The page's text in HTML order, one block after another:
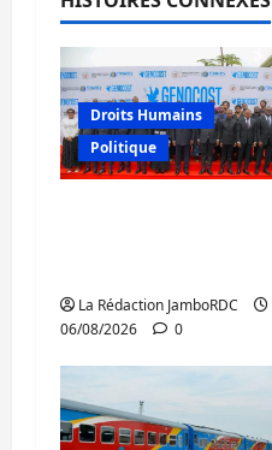
Droits Humains
Politique
La Rédaction JamboRDC
06/08/2026
0